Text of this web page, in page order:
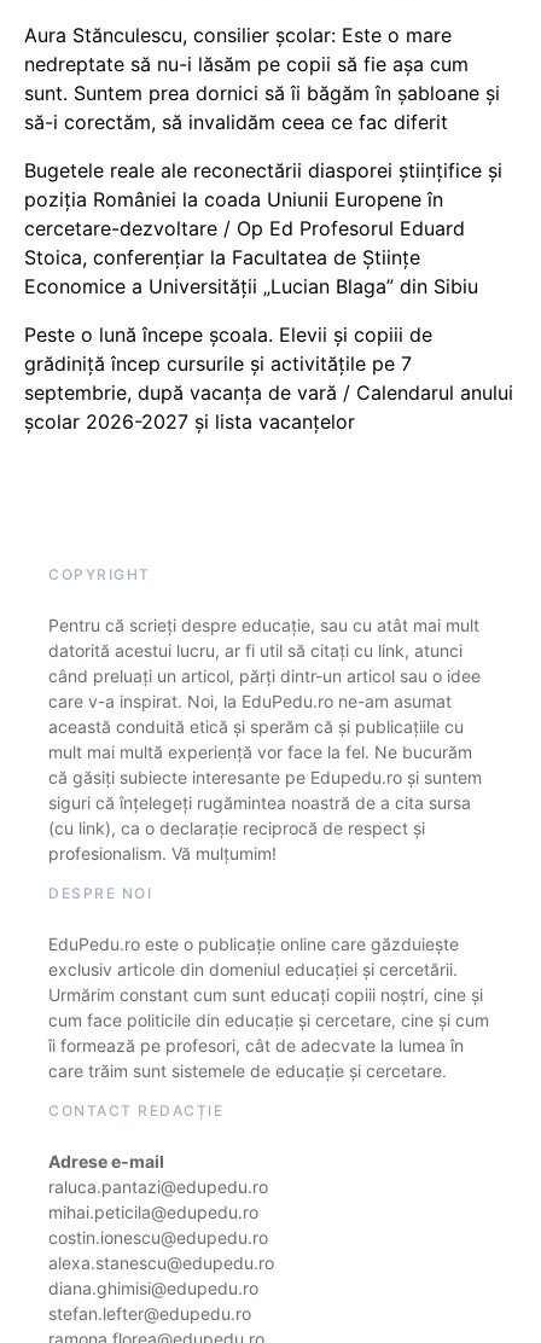
Aura Stănculescu, consilier școlar: Este o mare
nedreptate să nu-i lăsăm pe copii să fie așa cum
sunt. Suntem prea dornici să îi băgăm în șabloane și
să-i corectăm, să invalidăm ceea ce fac diferit
Bugetele reale ale reconectării diasporei științifice și
poziția României la coada Uniunii Europene în
cercetare-dezvoltare / Op Ed Profesorul Eduard
Stoica, conferențiar la Facultatea de Științe
Economice a Universității „Lucian Blaga” din Sibiu
Peste o lună începe școala. Elevii și copiii de
grădiniță încep cursurile și activitățile pe 7
septembrie, după vacanța de vară / Calendarul anului
școlar 2026-2027 și lista vacanțelor
COPYRIGHT
Pentru că scrieți despre educație, sau cu atât mai mult
datorită acestui lucru, ar fi util să citați cu link, atunci
când preluați un articol, părți dintr-un articol sau o idee
care v-a inspirat. Noi, la EduPedu.ro ne-am asumat
această conduită etică și sperăm că și publicațiile cu
mult mai multă experiență vor face la fel. Ne bucurăm
că găsiți subiecte interesante pe Edupedu.ro și suntem
siguri că înțelegeți rugămintea noastră de a cita sursa
(cu link), ca o declarație reciprocă de respect și
profesionalism. Vă mulțumim!
DESPRE NOI
EduPedu.ro este o publicație online care găzduiește
exclusiv articole din domeniul educației și cercetării.
Urmărim constant cum sunt educați copiii noștri, cine și
cum face politicile din educație și cercetare, cine și cum
îi formează pe profesori, cât de adecvate la lumea în
care trăim sunt sistemele de educație și cercetare.
CONTACT REDACȚIE
Adrese e-mail
raluca.pantazi@edupedu.ro
mihai.peticila@edupedu.ro
costin.ionescu@edupedu.ro
alexa.stanescu@edupedu.ro
diana.ghimisi@edupedu.ro
stefan.lefter@edupedu.ro
ramona.florea@edupedu.ro